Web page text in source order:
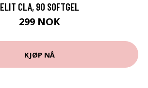
ELIT CLA, 90 SOFTGEL
299 NOK
KJØP NÅ